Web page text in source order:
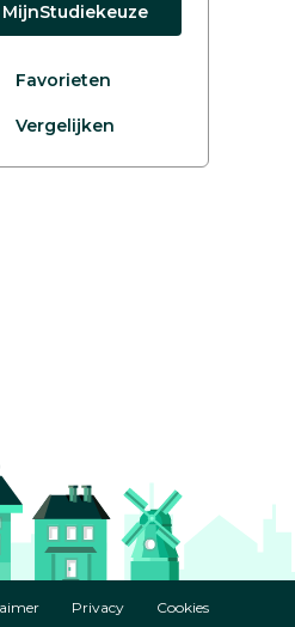
MijnStudiekeuze
Favorieten
Vergelijken
Privacy Cookies